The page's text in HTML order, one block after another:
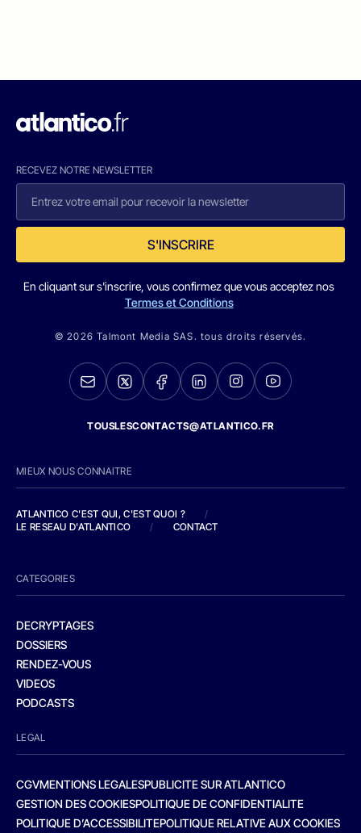
RECEVEZ NOTRE NEWSLETTER
S'INSCRIRE
En cliquant sur s'inscrire, vous confirmez que vous acceptez nos
Termes et Conditions
© 2026 Talmont Media SAS. tous droits réservés.
TOUSLESCONTACTS@ATLANTICO.FR
MIEUX NOUS CONNAITRE
ATLANTICO C'EST QUI, C'EST QUOI ?
/
LE RESEAU D'ATLANTICO
/ CONTACT
CATEGORIES
DECRYPTAGES
DOSSIERS
RENDEZ-VOUS
VIDEOS
PODCASTS
LEGAL
CGVMENTIONS LEGALESPUBLICITE SUR ATLANTICO
GESTION DES COOKIESPOLITIQUE DE CONFIDENTIALITE
POLITIQUE D’ACCESSIBILITEPOLITIQUE RELATIVE AUX COOKIES